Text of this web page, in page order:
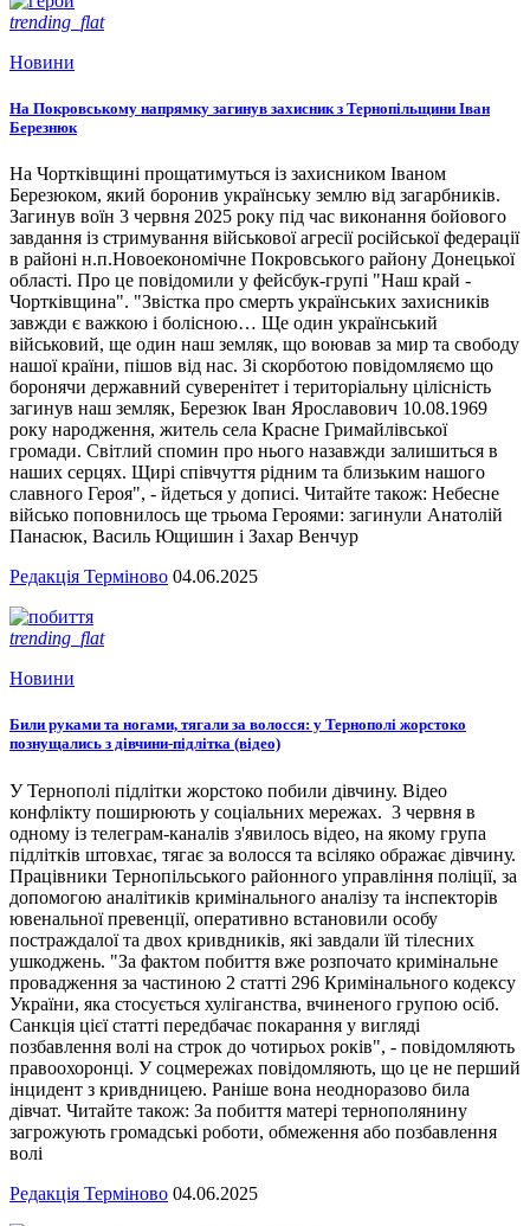
trending_flat
Новини
На Покровському напрямку загинув захисник з Тернопільщини Іван
Березнюк
На Чортківщині прощатимуться із захисником Іваном
Березюком, який боронив українську землю від загарбників.
Загинув воїн 3 червня 2025 року під час виконання бойового
завдання із стримування військової агресії російської федерації
в районі н.п.Новоекономічне Покровського району Донецької
області. Про це повідомили у фейсбук-групі "Наш край -
Чортківщина". "Звістка про смерть українських захисників
завжди є важкою і болісною… Ще один український
військовий, ще один наш земляк, що воював за мир та свободу
нашої країни, пішов від нас. Зі скорботою повідомляємо що
боронячи державний суверенітет і територіальну цілісність
загинув наш земляк, Березюк Іван Ярославович 10.08.1969
року народження, житель села Красне Гримайлівської
громади. Світлий спомин про нього назавжди залишиться в
наших серцях. Щирі співчуття рідним та близьким нашого
славного Героя", - йдеться у дописі. Читайте також: Небесне
військо поповнилось ще трьома Героями: загинули Анатолій
Панасюк, Василь Ющишин і Захар Венчур
Редакція Терміново 04.06.2025
trending_flat
Новини
Били руками та ногами, тягали за волосся: у Тернополі жорстоко
познущались з дівчини-підлітка (відео)
У Тернополі підлітки жорстоко побили дівчину. Відео
конфлікту поширюють у соціальних мережах. 3 червня в
одному із телеграм-каналів з'явилось відео, на якому група
підлітків штовхає, тягає за волосся та всіляко ображає дівчину.
Працівники Тернопільського районного управління поліції, за
допомогою аналітиків кримінального аналізу та інспекторів
ювенальної превенції, оперативно встановили особу
постраждалої та двох кривдників, які завдали їй тілесних
ушкоджень. "За фактом побиття вже розпочато кримінальне
провадження за частиною 2 статті 296 Кримінального кодексу
України, яка стосується хуліганства, вчиненого групою осіб.
Санкція цієї статті передбачає покарання у вигляді
позбавлення волі на строк до чотирьох років", - повідомляють
правоохоронці. У соцмережах повідомляють, що це не перший
інцидент з кривдницею. Раніше вона неодноразово била
дівчат. Читайте також: За побиття матері тернополянину
загрожують громадські роботи, обмеження або позбавлення
волі
Редакція Терміново 04.06.2025